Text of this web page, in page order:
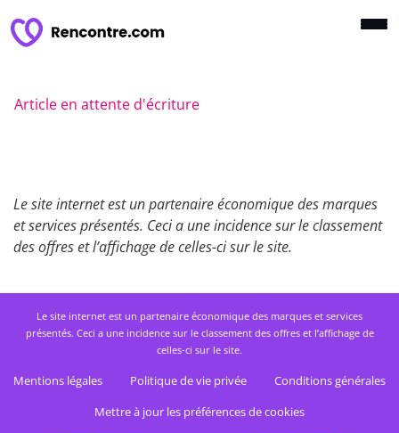
Article en attente d'écriture
Le site internet est un partenaire économique des marques
et services présentés. Ceci a une incidence sur le classement
des offres et l’affichage de celles-ci sur le site.
Le site internet est un partenaire économique des marques et services
présentés. Ceci a une incidence sur le classement des offres et l’affichage de
celles-ci sur le site.
Mentions légales Politique de vie privée
Conditions générales
Mettre à jour les préférences de cookies